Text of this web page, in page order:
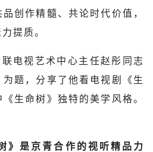
创作精髓、共论时代价值，
提质。
视艺术中心主任赵彤同志
为题，分享了他看电视剧《生
生命树》独特的美学风格。
》是京青合作的视听精品力